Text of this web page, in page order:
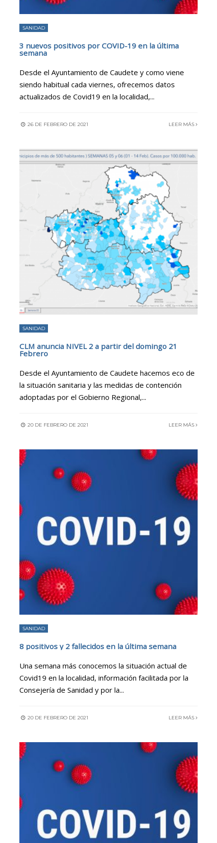
SANIDAD
3 nuevos positivos por COVID-19 en la última
semana
Desde el Ayuntamiento de Caudete y como viene
siendo habitual cada viernes, ofrecemos datos
actualizados de Covid19 en la localidad,...
26 DE FEBRERO DE 2021 LEER MÁS
SANIDAD
CLM anuncia NIVEL 2 a partir del domingo 21
Febrero
Desde el Ayuntamiento de Caudete hacemos eco de
la situación sanitaria y las medidas de contención
adoptadas por el Gobierno Regional,...
20 DE FEBRERO DE 2021 LEER MÁS
SANIDAD
8 positivos y 2 fallecidos en la última semana
Una semana más conocemos la situación actual de
Covid19 en la localidad, información facilitada por la
Consejería de Sanidad y por la...
20 DE FEBRERO DE 2021 LEER MÁS